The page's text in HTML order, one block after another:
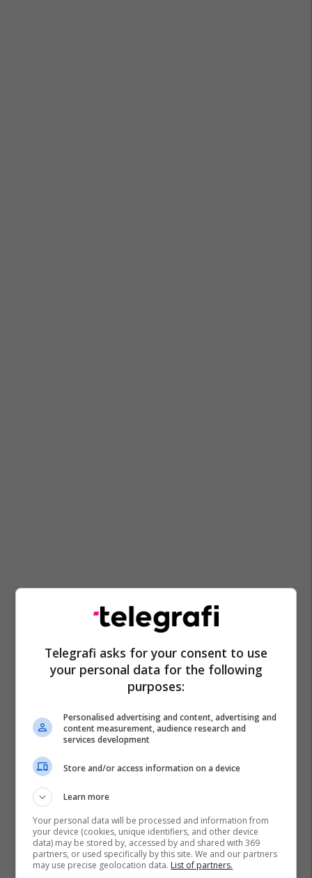
Telegrafi asks for your consent to use
your personal data for the following
purposes:
Personalised advertising and content, advertising and
content measurement, audience research and
services development
Store and/or access information on a device
Learn more
Your personal data will be processed and information from
your device (cookies, unique identifiers, and other device
data) may be stored by, accessed by and shared with 369
partners, or used specifically by this site. We and our partners
may use precise geolocation data. List of partners.